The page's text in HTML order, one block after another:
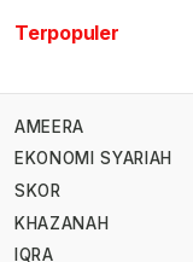
Terpopuler
AMEERA
EKONOMI SYARIAH
SKOR
KHAZANAH
IQRA